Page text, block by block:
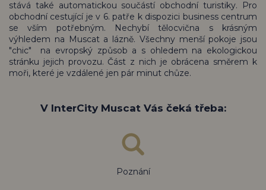
stává také automatickou součástí obchodní turistiky. Pro
obchodní cestující je v 6. patře k dispozici business centrum
se vším potřebným. Nechybí tělocvična s krásným
výhledem na Muscat a lázně. Všechny menší pokoje jsou
"chic" na evropský způsob a s ohledem na ekologickou
stránku jejich provozu. Část z nich je obrácena směrem k
moři, které je vzdálené jen pár minut chůze.
V InterCity Muscat Vás čeká třeba:
Poznání